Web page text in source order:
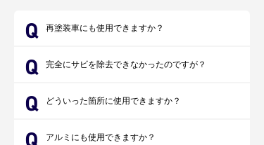
再塗装車にも使用できますか？
完全にサビを除去できなかったのですが？
どういった箇所に使用できますか？
アルミにも使用できますか？